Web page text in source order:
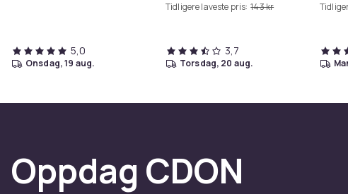
5,0
onsdag, 19 aug.
Tidligere laveste pris: 143 kr
3,7
torsdag, 20 aug.
Oppdag CDON